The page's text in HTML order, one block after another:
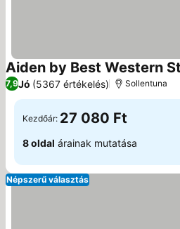
Aiden by Best Western
7,9Jó (5367 értékelés) Sollentuna
Kezdőár: 27 080 Ft
8 oldal árainak mutatása
Népszerű választás